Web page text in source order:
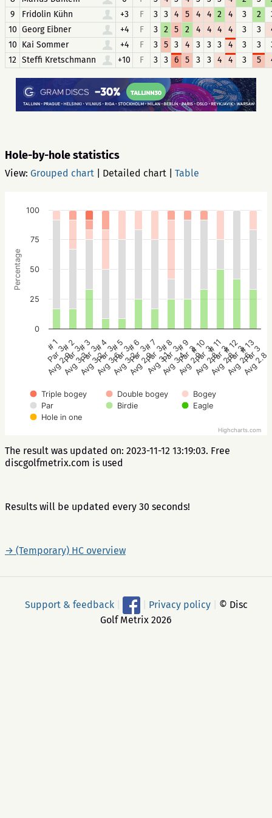
9
Fridolin Kühn +3 F 3 3 4 5 4 4 2 4 3 2
10 Georg Eibner +4 F 3 2 5 2 4 4 4 4 3 3
10 Kai Sommer +4 F 3 5 3 4 3 3 3 4 3 3
12 Steffi Kretschmann +10 F 3 3 6 5 3 3 4 4 3 5
Hole-by-hole statistics
View: Grouped chart Detailed chart Table
Percentage
Triple bogey Double bogey
Bogey
Par
Birdie
Eagle
Hole in one
# 1
Par 3
Avg 2.9
# 2
Par 3
Avg 3.3
# 3
Par 3
Avg 3.2
# 4
Par 3
Avg 3.6
# 5
Par 3
Avg 3.2
# 6
Par 3
Avg 2.9
# 7
Par 3
Avg 3.1
# 8
Par 3
Avg 3.4
# 9
Par 3
Avg 2.9
# 10
Par 3
Avg 2.8
# 11
Par 3
Avg 2.8
# 12
Par 3
Avg 2.6
# 13
Par 3
Avg 2.8
0
25
50
75
100
Highcharts.com
The result was updated on: 2023-11-12 13:19:03. Free
discgolfmetrix.com is used
Results will be updated every 30 seconds!
→ (Temporary) HC overview
Support & feedback Privacy policy
© Disc
Golf Metrix 2026